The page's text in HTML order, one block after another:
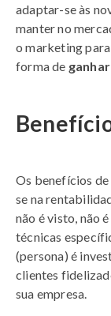
adaptar-se às
manter no
o marketing para
forma de
Os benefícios
se na
não é visto, não
técnicas
(persona) é
clientes
sua empresa.